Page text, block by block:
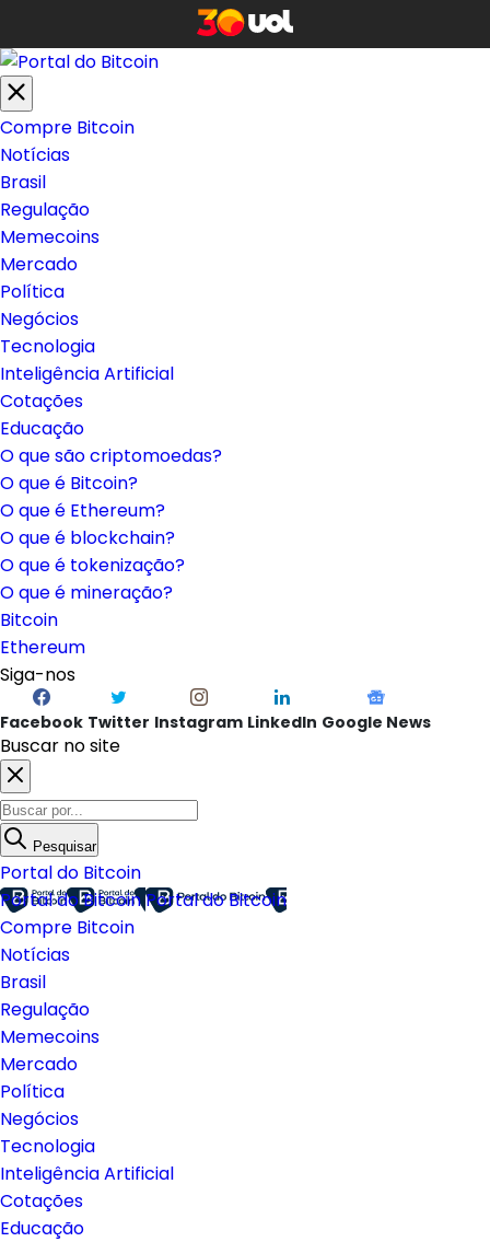
Compre Bitcoin
Notícias
Brasil
Regulação
Memecoins
Mercado
Política
Negócios
Tecnologia
Inteligência Artificial
Cotações
Educação
O que são criptomoedas?
O que é Bitcoin?
O que é Ethereum?
O que é blockchain?
O que é tokenização?
O que é mineração?
Bitcoin
Ethereum
Siga-nos
Facebook Twitter Instagram LinkedIn Google News
Buscar no site
Pesquisar
Portal do Bitcoin
Portal do BitcoinPortal do Bitcoin
Compre Bitcoin
Notícias
Brasil
Regulação
Memecoins
Mercado
Política
Negócios
Tecnologia
Inteligência Artificial
Cotações
Educação